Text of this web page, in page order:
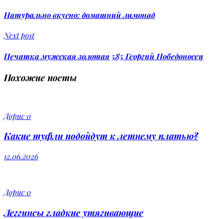
Натурально вкусно: домашний лимонад
Next post
Печатка мужская золотая 585 Георгий Победоносец
Похожие посты
Дорис0
Какие туфли подойдут к летнему платью?
12.06.2026
Дорис0
Леггинсы гладкие утягивающие